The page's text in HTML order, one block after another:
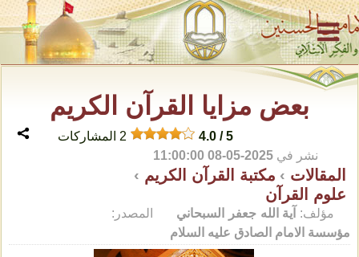
بعض مزايا القرآن الكريم
2 المشاركات 4.0 /5
المقالات › مكتبة القرآن الكريم ›
علوم القرآن
نشر في 2025-05-08 11:00:00
مؤلف: آية الله جعفر السبحاني
المصدر:
مؤسسة الامام الصادق عليه السلام